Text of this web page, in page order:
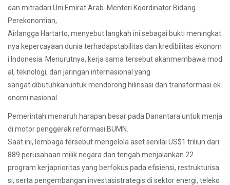
dan mitradari Uni Emirat Arab. Menteri Koordinator Bidang
Perekonomian,
Airlangga Hartarto, menyebut langkah ini sebagai bukti meningkat
nya kepercayaan dunia terhadapstabilitas dan kredibilitas ekonom
i Indonesia. Menurutnya, kerja sama tersebut akanmembawa mod
al, teknologi, dan jaringan internasional yang
sangat dibutuhkanuntuk mendorong hilirisasi dan transformasi ek
onomi nasional.
Pemerintah menaruh harapan besar pada Danantara untuk menja
di motor penggerak reformasi BUMN.
Saat ini, lembaga tersebut mengelola aset senilai US$1 triliun dari
889 perusahaan milik negara dan tengah menjalankan 22
program kerjaprioritas yang berfokus pada efisiensi, restrukturisa
si, serta pengembangan investasistrategis di sektor energi, teleko